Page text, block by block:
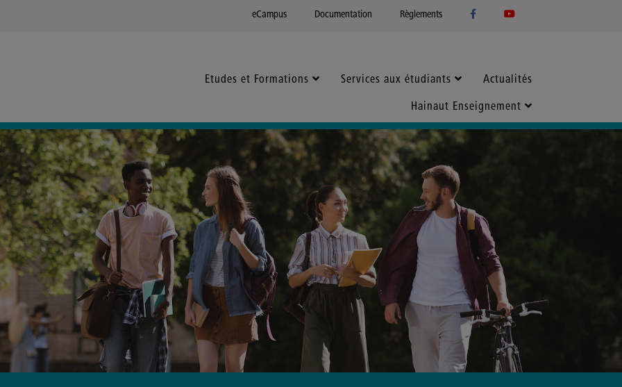
eCampus Documentation Règlements
Etudes et Formations Services aux étudiants Actualités
Hainaut Enseignement